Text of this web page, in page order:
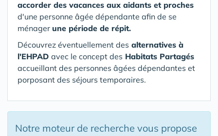
accorder des vacances aux aidants et proches
d'une personne âgée dépendante afin de se
ménager une période de répit.
Découvrez éventuellement des alternatives à
l'EHPAD avec le concept des Habitats Partagés
accueillant des personnes âgées dépendantes et
porposant des séjours temporaires.
Notre moteur de recherche vous propose